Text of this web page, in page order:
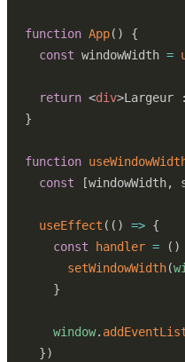
function App( )
{
const windowWidth =
return <div>Largeur
}
function
const
[windowWidth,
useEffect ( ( ) => {
const
handler = ( )
setWindowWidth(
}
window.
})